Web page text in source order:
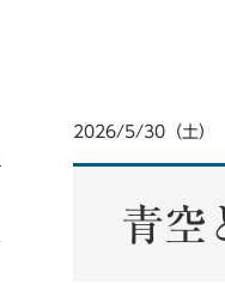
2026/5/30（土）
青空